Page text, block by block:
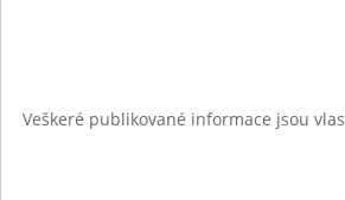
Veškeré publikované informace jsou